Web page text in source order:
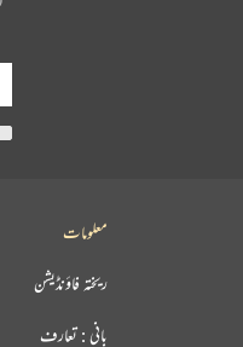
معلومات
ریختہ فاؤنڈیشن
بانی : تعارف